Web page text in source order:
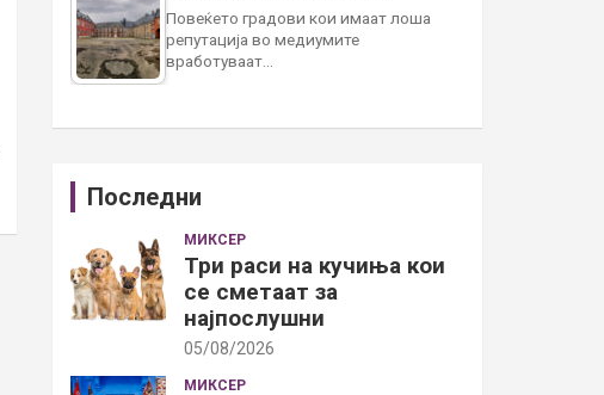
Повеќето градови кои имаат лоша
репутација во медиумите
вработуваат…
Последни
МИКСЕР
Три раси на кучиња кои
се сметаат за
најпослушни
05/08/2026
МИКСЕР